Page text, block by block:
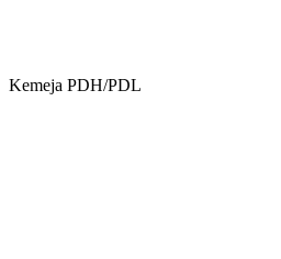
Kemeja PDH/PDL